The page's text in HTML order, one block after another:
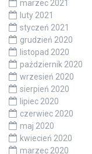
marzec 2021
luty 2021
styczeń 2021
grudzień 2020
listopad 2020
październik 2020
wrzesień 2020
sierpień 2020
lipiec 2020
czerwiec 2020
maj 2020
kwiecień 2020
marzec 2020